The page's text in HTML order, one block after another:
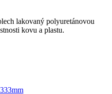
lakovaný polyuretánovou
kovu a plastu.